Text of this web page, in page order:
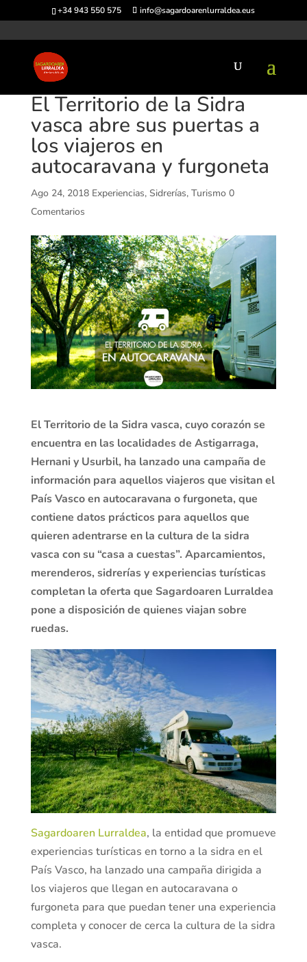
+34 943 550 575 info@sagardoarenlurraldea.eus
El Territorio de la Sidra
vasca abre sus puertas a
los viajeros en
autocaravana y furgoneta
Ago 24, 2018 Experiencias, Sidrerías, Turismo 0
Comentarios
El Territorio de la Sidra vasca, cuyo corazón se
encuentra en las localidades de Astigarraga,
Hernani y Usurbil, ha lanzado una campaña de
información para aquellos viajeros que visitan el
País Vasco en autocaravana o furgoneta, que
contiene datos prácticos para aquellos que
quieren adentrarse en la cultura de la sidra
vasca con su “casa a cuestas”. Aparcamientos,
merenderos, sidrerías y experiencias turísticas
completan la oferta que Sagardoaren Lurraldea
pone a disposición de quienes viajan sobre
ruedas.
Sagardoaren Lurraldea, la entidad que promueve
experiencias turísticas en torno a la sidra en el
País Vasco, ha lanzado una campaña dirigida a
los viajeros que llegan en autocaravana o
furgoneta para que puedan tener una experiencia
completa y conocer de cerca la cultura de la sidra
vasca.